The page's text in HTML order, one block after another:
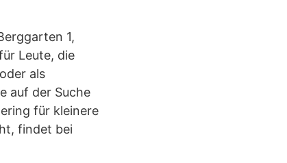
1,
Leute, die
als
auf der Suche
für kleinere
findet bei